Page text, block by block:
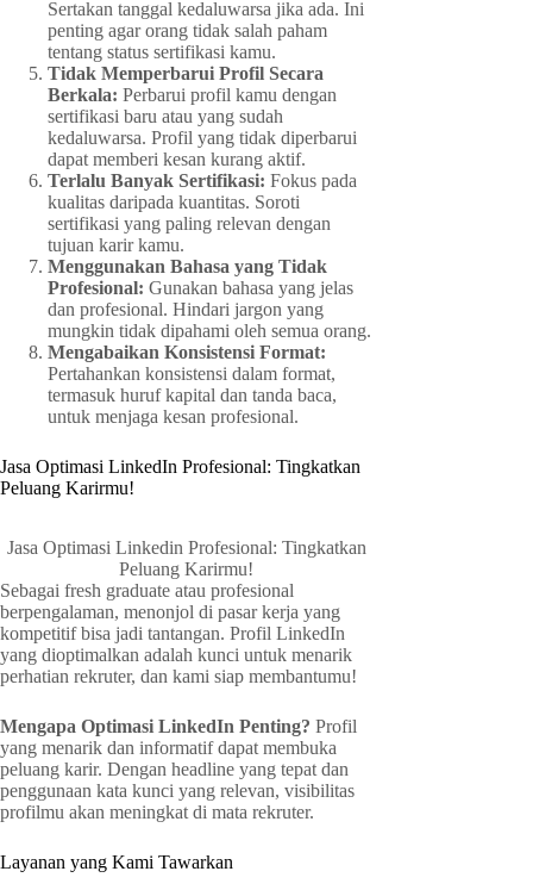
Sertakan tanggal kedaluwarsa jika ada. Ini
penting agar orang tidak salah paham
tentang status sertifikasi kamu.
Tidak Memperbarui Profil Secara
Berkala: Perbarui profil kamu dengan
sertifikasi baru atau yang sudah
kedaluwarsa. Profil yang tidak diperbarui
dapat memberi kesan kurang aktif.
Terlalu Banyak Sertifikasi: Fokus pada
kualitas daripada kuantitas. Soroti
sertifikasi yang paling relevan dengan
tujuan karir kamu.
Menggunakan Bahasa yang Tidak
Profesional: Gunakan bahasa yang jelas
dan profesional. Hindari jargon yang
mungkin tidak dipahami oleh semua orang.
Mengabaikan Konsistensi Format:
Pertahankan konsistensi dalam format,
termasuk huruf kapital dan tanda baca,
untuk menjaga kesan profesional.
Jasa Optimasi LinkedIn Profesional: Tingkatkan
Peluang Karirmu!
Jasa Optimasi Linkedin Profesional: Tingkatkan
Peluang Karirmu!
Sebagai fresh graduate atau profesional
berpengalaman, menonjol di pasar kerja yang
kompetitif bisa jadi tantangan. Profil LinkedIn
yang dioptimalkan adalah kunci untuk menarik
perhatian rekruter, dan kami siap membantumu!
Mengapa Optimasi LinkedIn Penting? Profil
yang menarik dan informatif dapat membuka
peluang karir. Dengan headline yang tepat dan
penggunaan kata kunci yang relevan, visibilitas
profilmu akan meningkat di mata rekruter.
Layanan yang Kami Tawarkan